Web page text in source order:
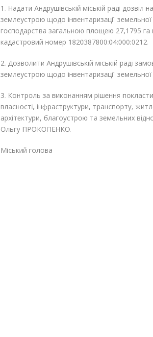
1. Надати Андрушівській міській раді дозвіл
землеустрою щодо інвентаризації
господарства загальною площею 27,1795 га
кадастровий номер 1820387800:04:000:0212.
2. Дозволити Андрушівській міській раді
землеустрою щодо інвентаризації земельної
3. Контроль за виконанням рішення
власності, інфраструктури, транспорту,
архітектури, благоустрою та земельних
Ольгу ПРОКОПЕНКО.
Міський голова